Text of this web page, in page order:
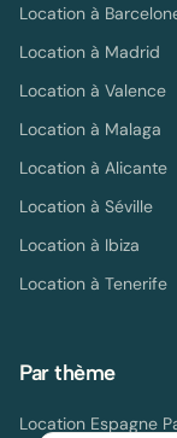
Location à
Location à Madrid
Location à Valence
Location à Malaga
Location à Alicante
Location à Séville
Location à Ibiza
Location à Tenerife
Par thème
Location Espagne